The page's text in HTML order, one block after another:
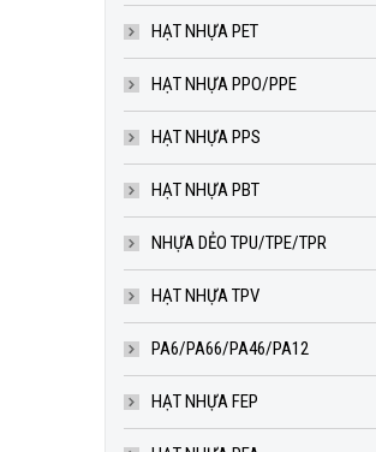
HẠT NHỰA PET
HẠT NHỰA PPO/PPE
HẠT NHỰA PPS
HẠT NHỰA PBT
NHỰA DẺO TPU/TPE/TPR
HẠT NHỰA TPV
PA6/PA66/PA46/PA12
HẠT NHỰA FEP